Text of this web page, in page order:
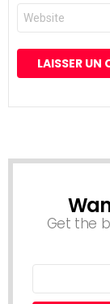
Site
web
Get the
Email